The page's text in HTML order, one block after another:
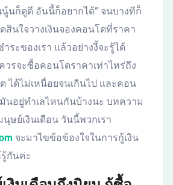
นก็ดูดี อันนี้ก็อยากได้” จนบางทีก็
สินใจวางเงินจองคอนโดที่ราคา
ระของเรา แล้วอย่างงี้จะรู้ได้
วรจะซื้อคอนโดราคาเท่าไหร่ถึง
ได้ไม่เหนื่อยจนเกินไป และคอน
นอยู่ทำเลไหนกันบ้างนะ บทความ
ษย์เงินเดือน วันนี้พวกเรา
จะมาไขข้อข้องใจในการกู้เงิน
กันค่ะ